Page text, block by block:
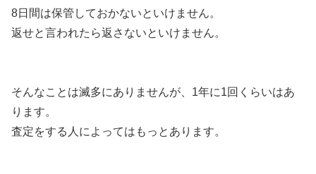
8日間は保管しておかないといけません。
返せと言われたら返さないといけません。
そんなことは滅多にありませんが、1年に1回くらいはあ
ります。
査定をする人によってはもっとあります。